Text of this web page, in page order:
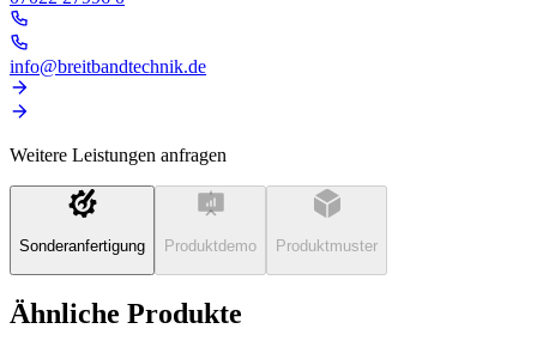
info@breitbandtechnik.de
Weitere Leistungen anfragen
Sonderanfertigung Produktdemo Produktmuster
Ähnliche Produkte